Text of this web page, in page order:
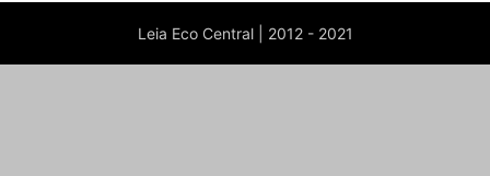
Leia Eco Central | 2012 - 2021